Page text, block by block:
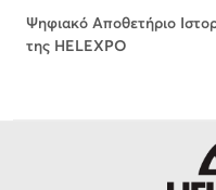
Ψηφιακό Αποθετήριο
της HELEXPO